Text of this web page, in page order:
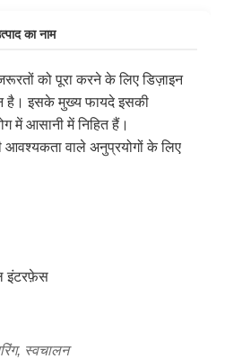
का नाम
जरूरतों को पूरा करने के लिए डिज़ाइन
है। इसके मुख्य फायदे इसकी
में आसानी में निहित हैं।
आवश्यकता वाले अनुप्रयोगों के लिए
इंटरफ़ेस
स्वचालन